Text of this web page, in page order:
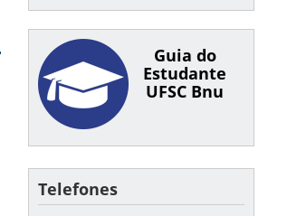
Guia do
Estudante
UFSC Bnu
Telefones